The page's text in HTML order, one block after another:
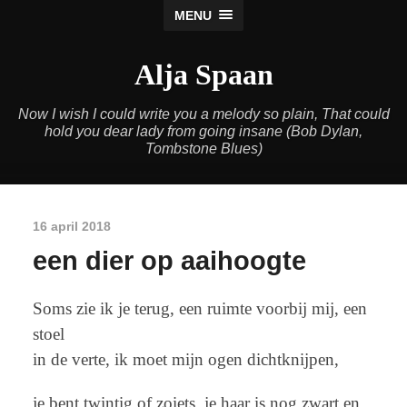
MENU
Alja Spaan
Now I wish I could write you a melody so plain, That could
hold you dear lady from going insane (Bob Dylan,
Tombstone Blues)
16 april 2018
een dier op aaihoogte
Soms zie ik je terug, een ruimte voorbij mij, een
stoel
in de verte, ik moet mijn ogen dichtknijpen,
je bent twintig of zoiets, je haar is nog zwart en